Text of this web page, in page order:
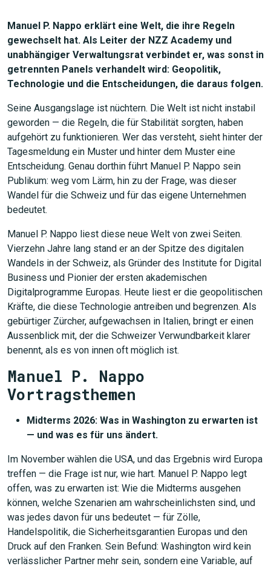
Manuel P. Nappo erklärt eine Welt, die ihre Regeln
gewechselt hat. Als Leiter der NZZ Academy und
unabhängiger Verwaltungsrat verbindet er, was sonst in
getrennten Panels verhandelt wird: Geopolitik,
Technologie und die Entscheidungen, die daraus folgen.
Seine Ausgangslage ist nüchtern. Die Welt ist nicht instabil
geworden — die Regeln, die für Stabilität sorgten, haben
aufgehört zu funktionieren. Wer das versteht, sieht hinter der
Tagesmeldung ein Muster und hinter dem Muster eine
Entscheidung. Genau dorthin führt Manuel P. Nappo sein
Publikum: weg vom Lärm, hin zu der Frage, was dieser
Wandel für die Schweiz und für das eigene Unternehmen
bedeutet.
Manuel P. Nappo liest diese neue Welt von zwei Seiten.
Vierzehn Jahre lang stand er an der Spitze des digitalen
Wandels in der Schweiz, als Gründer des Institute for Digital
Business und Pionier der ersten akademischen
Digitalprogramme Europas. Heute liest er die geopolitischen
Kräfte, die diese Technologie antreiben und begrenzen. Als
gebürtiger Zürcher, aufgewachsen in Italien, bringt er einen
Aussenblick mit, der die Schweizer Verwundbarkeit klarer
benennt, als es von innen oft möglich ist.
Manuel P. Nappo
Vortragsthemen
Midterms 2026: Was in Washington zu erwarten ist
— und was es für uns ändert.
Im November wählen die USA, und das Ergebnis wird Europa
treffen — die Frage ist nur, wie hart. Manuel P. Nappo legt
offen, was zu erwarten ist: Wie die Midterms ausgehen
können, welche Szenarien am wahrscheinlichsten sind, und
was jedes davon für uns bedeutet — für Zölle,
Handelspolitik, die Sicherheitsgarantien Europas und den
Druck auf den Franken. Sein Befund: Washington wird kein
verlässlicher Partner mehr sein, sondern eine Variable, auf